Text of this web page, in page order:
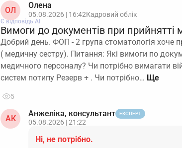
ОЛ
Олена
05.08.2026 | 16:42Кадровий облік
Є відповідь АІ
Вимоги до документів при прийнятті
Добрий день. ФОП - 2 група стоматологія хоче
( медичну сестру). Питання: Які вимоги по
медичного персоналу? Чи потрібно вимагати
систем потипу Резерв + . Чи потрібно…
5
АК
Анжеліка, консультант ЕКСПЕРТ
05.08.2026 | 21:22
Ні, не потрібно.